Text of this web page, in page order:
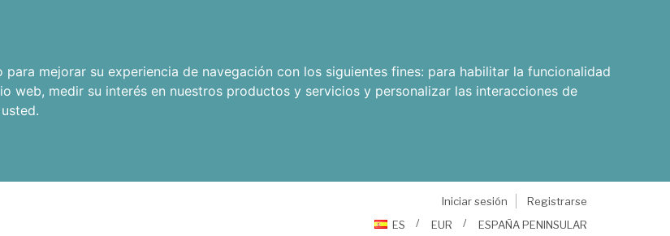
mejorar su experiencia de navegación con los siguientes fines: para habilitar la funcionalidad
web, medir su interés en nuestros productos y servicios y personalizar las interacciones de
.
Iniciar sesión
Registrarse
ES
EUR ESPAÑA PENINSULAR